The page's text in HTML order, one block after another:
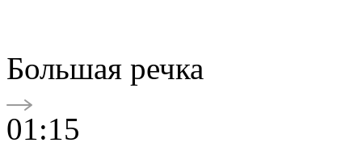
Большая речка
01:15